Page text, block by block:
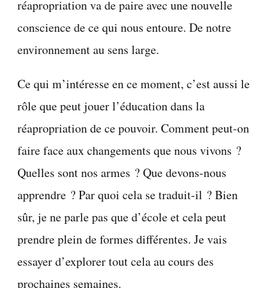
réapropriation va de paire avec une nouvelle
conscience de ce qui nous entoure. De notre
environnement au sens large.
Ce qui m’intéresse en ce moment, c’est aussi le
rôle que peut jouer l’éducation dans la
réapropriation de ce pouvoir. Comment peut-on
faire face aux changements que nous vivons ?
Quelles sont nos armes ? Que devons-nous
apprendre ? Par quoi cela se traduit-il ? Bien
sûr, je ne parle pas que d’école et cela peut
prendre plein de formes différentes. Je vais
essayer d’explorer tout cela au cours des
prochaines semaines.